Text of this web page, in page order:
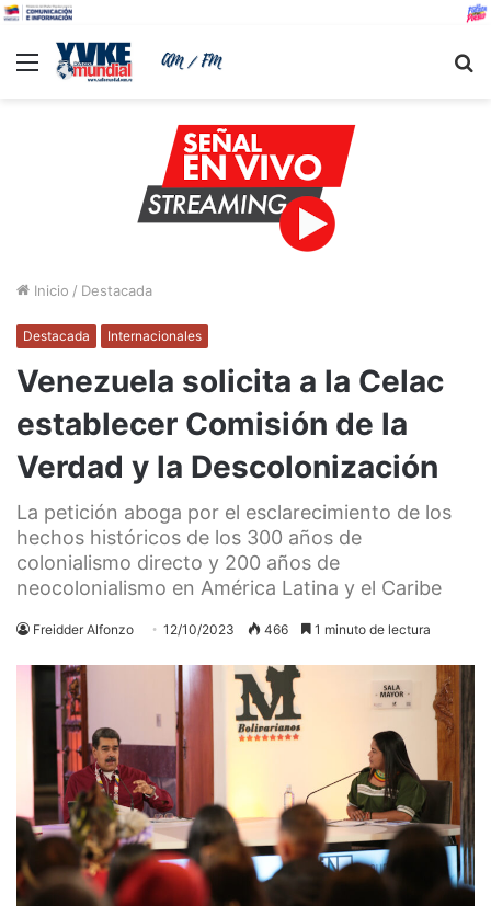
Menu
Inicio / Destacada
Destacada Internacionales
Venezuela solicita a la Celac
establecer Comisión de la
Verdad y la Descolonización
La petición aboga por el esclarecimiento de los
hechos históricos de los 300 años de
colonialismo directo y 200 años de
neocolonialismo en América Latina y el Caribe
Freidder Alfonzo 12/10/2023 466 1 minuto de lectura